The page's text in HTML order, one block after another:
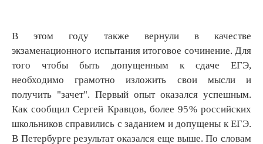
В этом году также вернули в качестве
экзаменационного испытания итоговое сочинение. Для
того чтобы быть допущенным к сдаче ЕГЭ,
необходимо грамотно изложить свои мысли и
получить "зачет". Первый опыт оказался успешным.
Как сообщил Сергей Кравцов, более 95 % российских
школьников справились с заданием и допущены к ЕГЭ.
В Петербурге результат оказался еще выше. По словам